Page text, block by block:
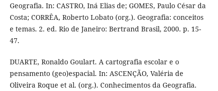
Geografia. In: CASTRO, Iná Elias de; GOMES, Paulo César da
Costa; CORRÊA, Roberto Lobato (org.). Geografia: conceitos
e temas. 2. ed. Rio de Janeiro: Bertrand Brasil, 2000. p. 15-
47.
DUARTE, Ronaldo Goulart. A cartografia escolar e o
pensamento (geo)espacial. In: ASCENÇÃO, Valéria de
Oliveira Roque et al. (org.). Conhecimentos da Geografia.